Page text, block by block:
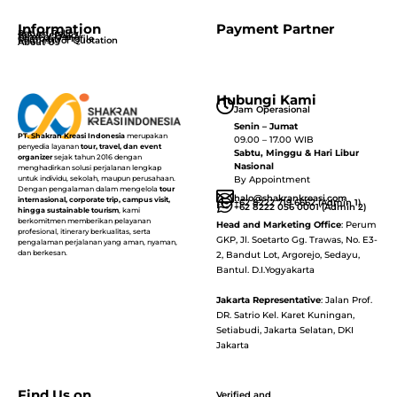
Information
About Us
Request for Quotation
Company Profile
Term of Use
Privacy Policy
Return Policy Payment Partner
PT. Shakran Kreasi Indonesia merupakan
penyedia layanan tour, travel, dan event
organizersejak tahun 2016 dengan
menghadirkan solusi perjalanan lengkap
untuk individu, sekolah, maupun perusahaan.
Dengan pengalaman dalam mengelola tour
internasional, corporate trip, campus visit,
hingga sustainable tourism, kami
berkomitmen memberikan pelayanan
profesional, itinerary berkualitas, serta
pengalaman perjalanan yang aman, nyaman,
dan berkesan.
Hubungi Kami
Jam Operasional
Senin – Jumat
09.00 – 17.00 WIB
Sabtu, Minggu & Hari Libur
Nasional
By Appointment
halo@shakrankreasi.com
+62 8222 719 6662 (Admin 1)
+62 8222 056 0001 (Admin 2)
Head and Marketing Office: Perum
GKP, Jl. Soetarto Gg. Trawas, No. E3-
2, Bandut Lot, Argorejo, Sedayu,
Bantul. D.I.Yogyakarta
Jakarta Representative: Jalan Prof.
DR. Satrio Kel. Karet Kuningan,
Setiabudi, Jakarta Selatan, DKI
Jakarta
Verified and